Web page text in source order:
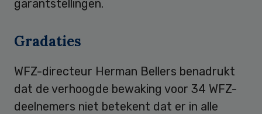
garantstellingen.
Gradaties
WFZ-directeur Herman Bellers benadrukt
dat de verhoogde bewaking voor 34 WFZ-
deelnemers niet betekent dat er in alle